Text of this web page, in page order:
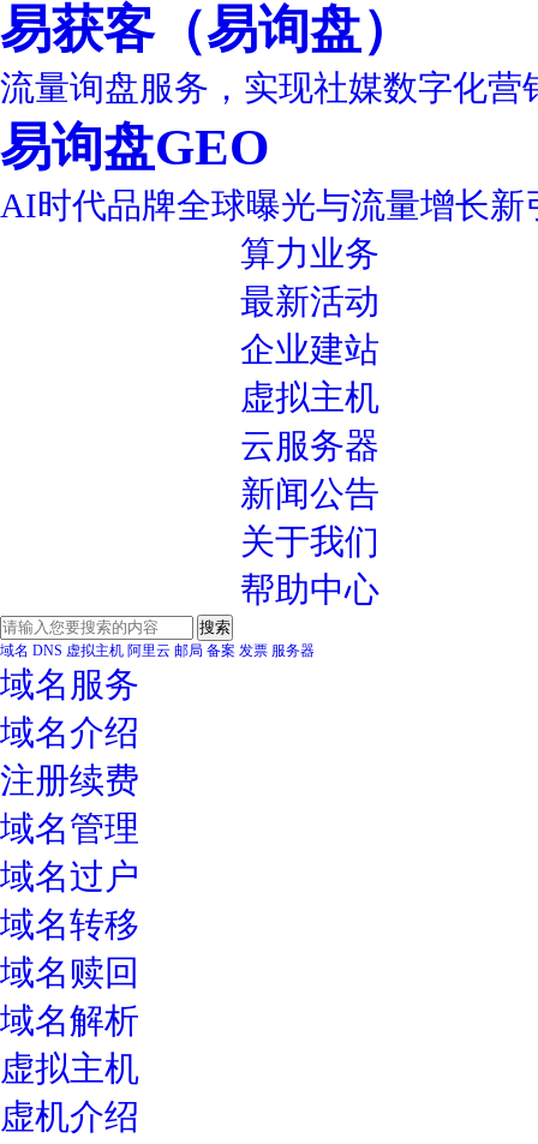
易获客（易询盘）
流量询盘服务，实现社媒数字化营
易询盘GEO
AI时代品牌全球曝光与流量增长新
算力业务
最新活动
企业建站
虚拟主机
云服务器
新闻公告
关于我们
帮助中心
域名 DNS 虚拟主机 阿里云 邮局 备案 发票 服务器
域名服务
域名介绍
注册续费
域名管理
域名过户
域名转移
域名赎回
域名解析
虚拟主机
虚机介绍